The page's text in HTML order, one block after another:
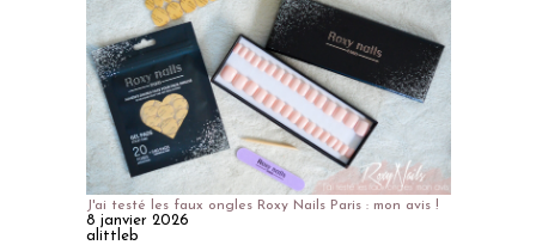
J'ai testé les faux ongles Roxy Nails Paris : mon avis !
8 janvier 2026
alittleb